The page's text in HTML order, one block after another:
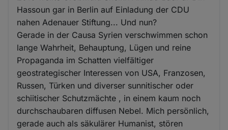
Hassoun gar in Berlin auf Einladung der CDU
nahen Adenauer Stiftung... Und nun?
Gerade in der Causa Syrien verschwimmen schon
lange Wahrheit, Behauptung, Lügen und reine
Propaganda im Schatten vielfältiger
geostrategischer Interessen von USA, Franzosen,
Russen, Türken und diverser sunnitischer oder
schiitischer Schutzmächte , in einem kaum noch
durchschaubaren diffusen Nebel. Mich persönlich,
gerade auch als säkulärer Humanist, stören